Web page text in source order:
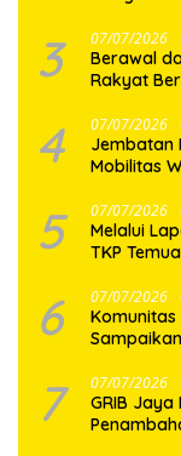
3 07/07/2026
Berawal
Rakyat
4 07/07/2026
Jembatan
Mobilitas
5 07/07/2026
Melalui
TKP
6 07/07/2026
7 07/07/2026
GRIB Jaya